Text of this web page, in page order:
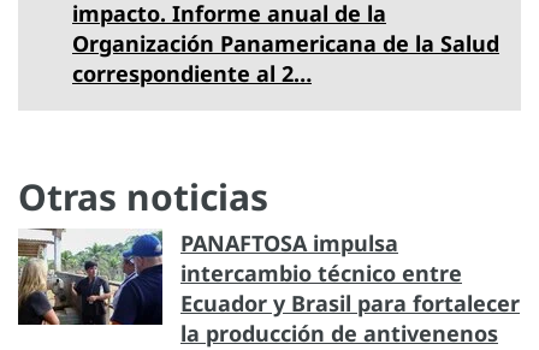
impacto. Informe anual de la
Organización Panamericana de la Salud
correspondiente al 2…
Otras noticias
PANAFTOSA impulsa
intercambio técnico entre
Ecuador y Brasil para fortalecer
la producción de antivenenos